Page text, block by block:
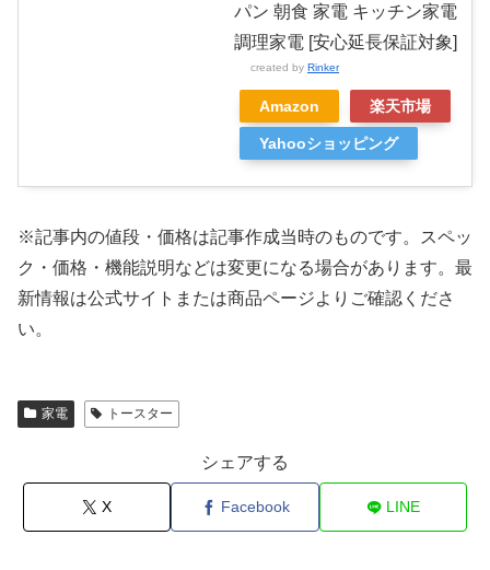
パン 朝食 家電 キッチン家電
調理家電 [安心延長保証対象]
created by Rinker
Amazon 楽天市場
Yahooショッピング
※記事内の値段・価格は記事作成当時のものです。
スペッ
ク・価格・機能説明などは変更になる場合があります。最
新情報は公式サイトまたは商品ページよりご確認くださ
い。
家電 トースター
シェアする
X Facebook LINE